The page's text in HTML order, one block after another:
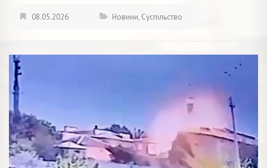
08.05.2026 Новини, Суспільство